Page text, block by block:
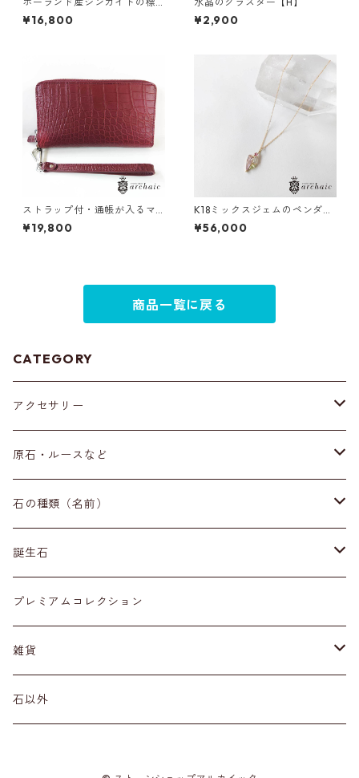
本（黄）
¥16,800 ¥2,900
ストラップ付・通帳が入るマ
ットクロコの長財布（全3色）
¥19,800
K18ミックスジェムのペンダン
トトップ
¥56,000
商品一覧に戻る
CATEGORY
アクセサリー
ブレスレット
イヤリング・ピアス
ネックレス・ペンダントトップ
リング
材質
プラチナ
その他アクセサリー
原石・ルースなど
原石
丸玉
標本
磨き石
ルース
石の種類（名前）
ア行
アイオライト
アクアマリン
カ行
カーネリアン
カイヤナイト
サ行
サファイア
タ行
誕生石
１月
２月
３月
プレミアムコレクション
雑貨
天然石雑貨
石以外